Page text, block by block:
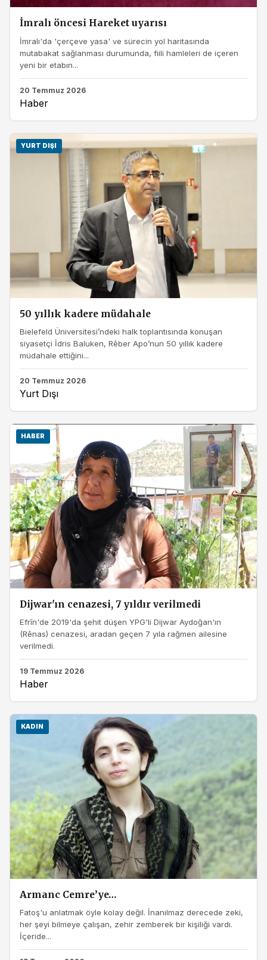
İmralı öncesi Hareket uyarısı
İmralı'da 'çerçeve yasa' ve sürecin yol haritasında
mutabakat sağlanması durumunda, fiili hamleleri de içeren
yeni bir etabın...
20 Temmuz 2026
Haber
YURT DIŞI
50 yıllık kadere müdahale
Bielefeld Üniversitesi’ndeki halk toplantısında konuşan
siyasetçi İdris Baluken, Rêber Apo’nun 50 yıllık kadere
müdahale ettiğini...
20 Temmuz 2026
Yurt Dışı
HABER
Dijwar'ın cenazesi, 7 yıldır verilmedi
Efrîn'de 2019'da şehit düşen YPG'li Dijwar Aydoğan'ın
(Rênas) cenazesi, aradan geçen 7 yıla rağmen ailesine
verilmedi.
19 Temmuz 2026
Haber
KADIN
Armanc Cemre’ye…
Fatoş'u anlatmak öyle kolay değil. İnanılmaz derecede zeki,
her şeyi bilmeye çalışan, zehir zemberek bir kişiliği vardı.
İçeride...